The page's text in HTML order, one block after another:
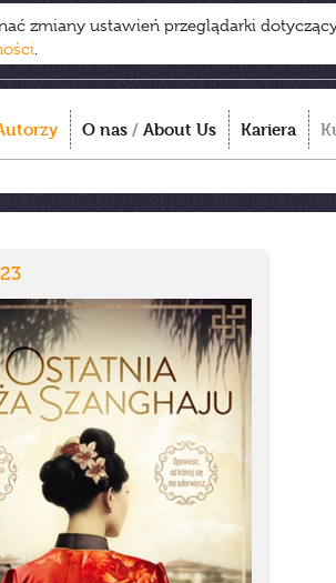
zmiany ustawień przeglądarki
.
O nas / About Us Kariera